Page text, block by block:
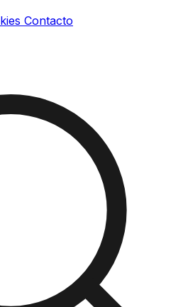
Contacto